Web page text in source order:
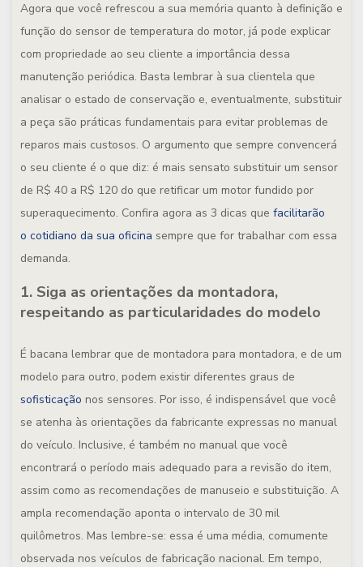
Agora que você refrescou a sua memória quanto à definição e
função do sensor de temperatura do motor, já pode explicar
com propriedade ao seu cliente a importância dessa
manutenção periódica. Basta lembrar à sua clientela que
analisar o estado de conservação e, eventualmente, substituir
a peça são práticas fundamentais para evitar problemas de
reparos mais custosos. O argumento que sempre convencerá
o seu cliente é o que diz: é mais sensato substituir um sensor
de R$ 40 a R$ 120 do que retificar um motor fundido por
superaquecimento. Confira agora as 3 dicas que facilitarão
o cotidiano da sua oficina sempre que for trabalhar com essa
demanda.
1. Siga as orientações da montadora,
respeitando as particularidades do modelo
É bacana lembrar que de montadora para montadora, e de um
modelo para outro, podem existir diferentes graus de
sofisticação nos sensores. Por isso, é indispensável que você
se atenha às orientações da fabricante expressas no manual
do veículo. Inclusive, é também no manual que você
encontrará o período mais adequado para a revisão do item,
assim como as recomendações de manuseio e substituição. A
ampla recomendação aponta o intervalo de 30 mil
quilômetros. Mas lembre-se: essa é uma média, comumente
observada nos veículos de fabricação nacional. Em tempo,